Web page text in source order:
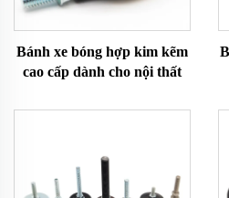
Bánh xe bóng hợp kim kẽm
cao cấp dành cho nội thất